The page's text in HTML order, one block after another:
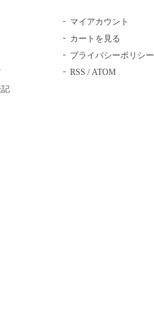
マイアカウント
カートを見る
プライバシーポリシー
RSS /ATOM